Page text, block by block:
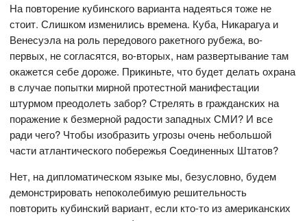
На повторение кубинского варианта надеяться тоже не
стоит. Слишком изменились времена. Куба, Никарагуа и
Венесуэла на роль передового ракетного рубежа, во-
первых, не согласятся, во-вторых, нам развертывание там
окажется себе дороже. Прикиньте, что будет делать охрана
в случае попытки мирной протестной манифестации
штурмом преодолеть забор? Стрелять в гражданских на
поражение к безмерной радости западных СМИ? И все
ради чего? Чтобы изобразить угрозы очень небольшой
части атлантического побережья Соединенных Штатов?
Нет, на дипломатическом языке мы, безусловно, будем
демонстрировать непоколебимую решительность
повторить кубинский вариант, если кто-то из американских